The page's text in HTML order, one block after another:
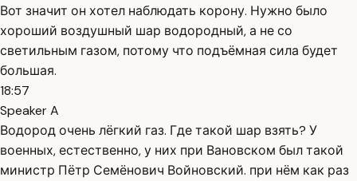
Вот значит он хотел наблюдать корону. Нужно было
хороший воздушный шар водородный, а не со
светильным газом, потому что подъёмная сила будет
большая.
18:57
Speaker A
Водород очень лёгкий газ. Где такой шар взять? У
военных, естественно, у них при Вановском был такой
министр Пётр Семёнович Войновский. при нём как раз